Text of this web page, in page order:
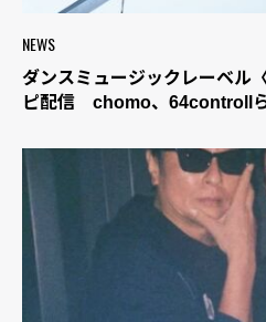
NEWS
ダンスミュージックレーベル
ピ配信 chomo、64controll